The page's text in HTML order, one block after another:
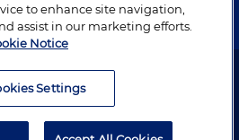
2026 Holland & Knight LLP. Todos los
to enhance site navigation,
assist in our marketing efforts.
Notice
Settings